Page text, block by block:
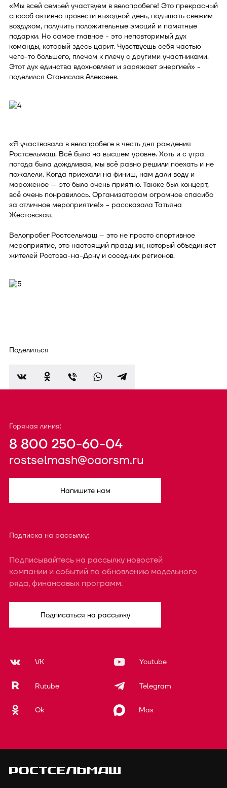
«Мы всей семьей участвуем в велопробеге! Это прекрасный
способ активно провести выходной день, подышать свежим
воздухом, получить положительные эмоций и памятные
подарки. Но самое главное - это неповторимый дух
команды, который здесь царит. Чувствуешь себя частью
чего-то большего, плечом к плечу с другими участниками.
Этот дух единства вдохновляет и заряжает энергией» -
поделился Станислав Алексеев.
«Я участвовала в велопробеге в честь дня рождения
Ростсельмаш. Всё было на высшем уровне. Хоть и с утра
погода была дождливая, мы всё равно решили поехать и не
пожалели. Когда приехали на финиш, нам дали воду и
мороженое — это было очень приятно. Также был концерт,
всё очень понравилось. Организаторам огромное спасибо
за отличное мероприятие!» - рассказала Татьяна
Жестовская.
Велопробег Ростсельмаш – это не просто спортивное
мероприятие, это настоящий праздник, который объединяет
жителей Ростова-на-Дону и соседних регионов.
Поделиться
Горячая линия:
8 800 250-60-04
rostselmash@oaorsm.ru
Напишите нам
Подписка на рассылку:
Подписывайтесь на рассылку новостей
компании и событий по обновлению модельного
ряда, финансовых программ.
Подписаться на рассылку
VK Youtube
Rutube Telegram
Ok Max